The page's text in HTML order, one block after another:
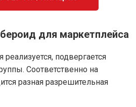
для маркетплейса
реализуется, подвергается
Соответственно на
разная разрешительная